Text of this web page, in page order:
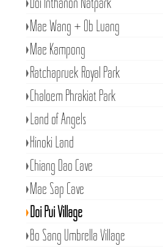
Mae Wang + Ob Luang
Mae Kampong
Ratchapruek Royal Park
Chaloem Phrakiat Park
Land of Angels
Hinoki Land
Chiang Dao Cave
Mae Sap Cave
Doi Pui Village
Bo Sang Umbrella Village